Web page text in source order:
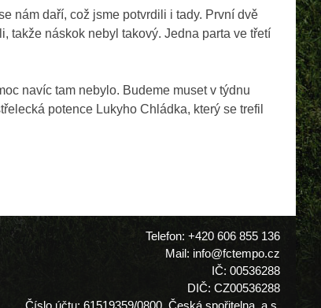
nám daří, což jsme potvrdili i tady. První dvě
takže náskok nebyl takový. Jedna parta ve třetí
navíc tam nebylo. Budeme muset v týdnu
potence Lukyho Chládka, který se trefil
Telefon: +420 606 855 136
Mail: info@fctempo.cz
IČ: 00536288
DIČ: CZ00536288
Číslo účtu: 61519359/0800, Česká spořitelna, a.s.